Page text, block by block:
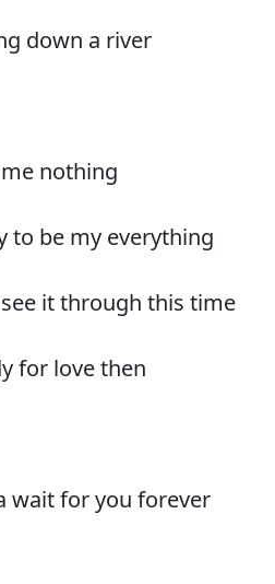
down a river
nothing
to be my everything
it through this time
for love then
wait for you forever